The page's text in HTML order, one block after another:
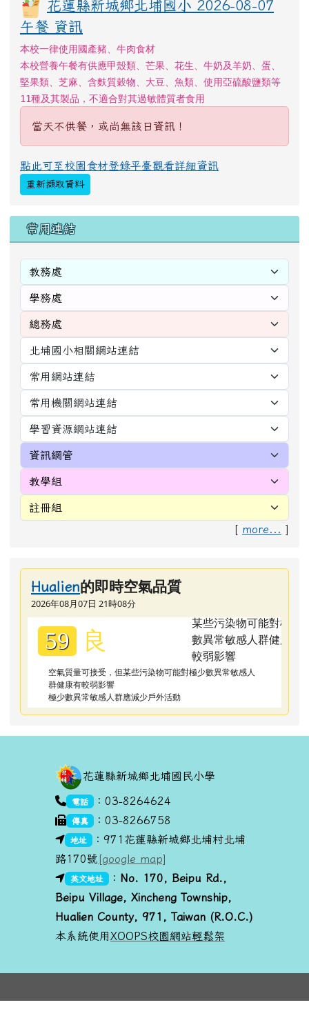
花蓮縣新城鄉北埔國小 2026-08-07
午餐 資訊
本校一律使用國產豬、牛肉食材
本校營養午餐有供應甲殼類、芒果、花生、牛奶及羊奶、蛋、
堅果類、芝麻、含麩質穀物、大豆、魚類、使用亞硫酸鹽類等
11種及其製品，不適合對其過敏體質者食用
當天不供餐，或尚無該日資訊！
點此可至校園食材登錄平臺觀看詳細資訊
重新擷取資料
右邊區域內容
常用連結
[ more... ]
Hualien的即時空氣品質
2026年08月07日 21時08分
59 良
空氣質量可接受，但某些污染物可能對極少數異常敏感人
群健康有較弱影響
極少數異常敏感人群應減少戶外活動
花蓮縣新城鄉北埔國民小學
link to https://goo.gl/maps/dUx2GHvcPmq
電話 ：03-8264624
傳真
：03-8266758
link to https://goo.gl/maps/dUx2GHvcPmq
地址
：971花蓮縣新城鄉北埔村北埔
路170號 [google map]
link to https://goo.gl/maps/dUx2GHvcPmq
link to https://goo.gl/maps/dUx2GHvcPmq
英文地址 ： No. 170, Beipu Rd.,
Beipu Village, Xincheng Township,
Hualien County, 971, Taiwan (R.O.C.)
本系統使用 XOOPS校園網站輕鬆架